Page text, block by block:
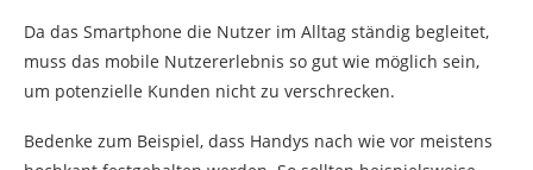
Da das Smartphone die Nutzer im Alltag ständig begleitet,
muss das mobile Nutzererlebnis so gut wie möglich sein,
um potenzielle Kunden nicht zu verschrecken.
Bedenke zum Beispiel, dass Handys nach wie vor meistens